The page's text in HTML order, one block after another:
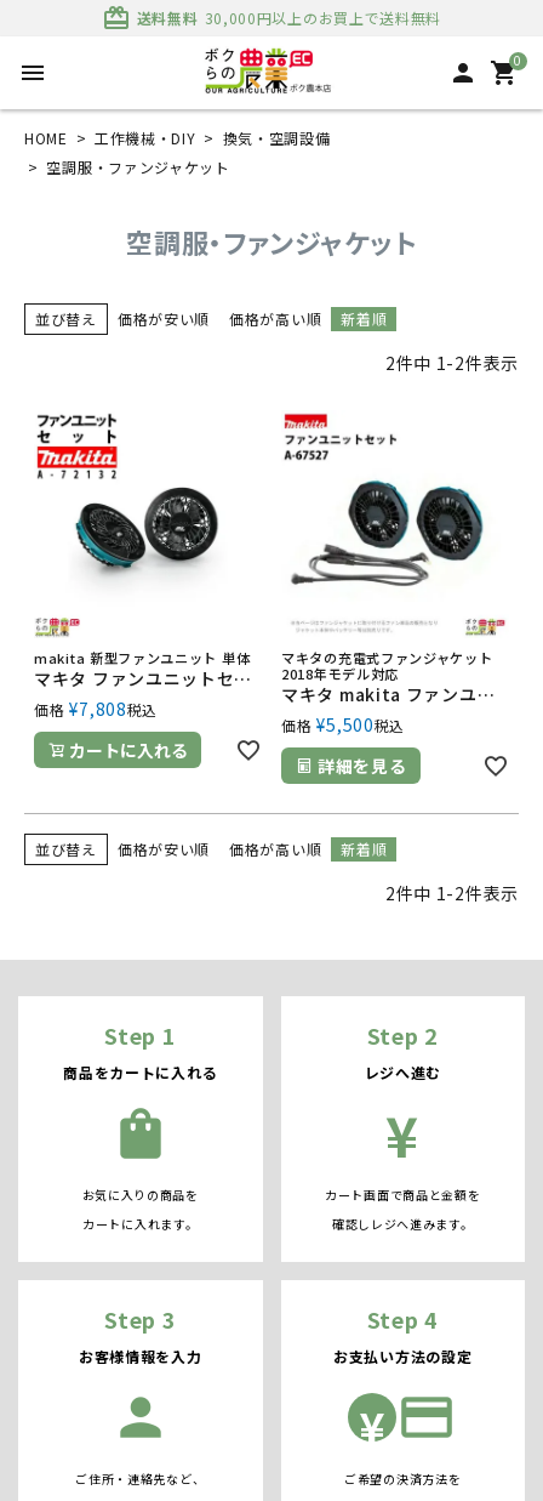
card_giftcard 送料無料 30,000円以上のお買上で送料無料
menu person 0
shopping_cart
HOME 工作機械・DIY
換気・空調設備
空調服・ファンジャケット
空調服・ファンジャケット
並び替え 価格が安い順 価格が高い順 新着順
2件中 1-2件表示
makita 新型ファンユニット 単体
マキタ ファンユニットセット A-72132 充電式ファンジャケット･ベスト用 単品 ファンジャケット別売 makita
価格 ¥7,808税込
カートに入れる
マキタの充電式ファンジャケット
2018年モデル対応
マキタ makita ファンユニットセット A-67527 充電式ファンジャケット ※単品販売です。ファンジャケット別売
価格 ¥5,500税込
詳細を見る
並び替え 価格が安い順 価格が高い順 新着順
2件中 1-2件表示
Step 1
商品をカートに入れる
shopping_bag
お気に入りの商品を
カートに入れます。
Step 2
レジへ進む
¥
カート画面で商品と金額を
確認しレジへ進みます。
Step 3
お客様情報を入力
person
ご住所・連絡先など、
Step 4
お支払い方法の設定
¥ credit_card
ご希望の決済方法を